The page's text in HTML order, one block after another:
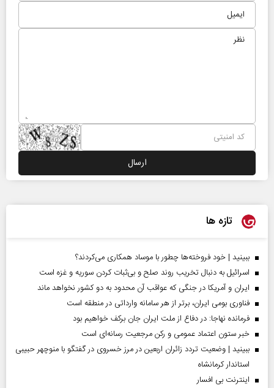
تازه ها
ببینید | خود فروخته‌ها چطور با موساد همکاری می‌کردند؟
اسرائیل به دنبال تخریب روند صلح و بی‌ثبات کردن سوریه و غزه است
ایران و آمریکا در جنگی که عواقب آن محدود به دو کشور نخواهد ماند
فناوری بومی ایران، برتر از هر سامانه وارداتی در منطقه است
فرمانده نهاجا: در دفاع از ملت ایران جان برکف خواهیم بود
خبر ستون اعتماد عمومی و رکن مرجعیت رسانه‌ای است
ببینید | وضعیت تردد زائران اربعین در مرز خسروی در گفتگو با منوچهر حبیبی
استاندار کرمانشاه
اینترنت بی افسار